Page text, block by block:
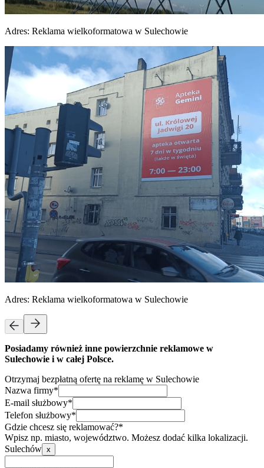
Adres: Reklama wielkoformatowa w Sulechowie
Adres: Reklama wielkoformatowa w Sulechowie
Posiadamy również inne powierzchnie reklamowe w
Sulechowie i w całej Polsce.
Otrzymaj bezpłatną ofertę na reklamę w Sulechowie
Nazwa firmy*
E-mail służbowy*
Telefon służbowy*
Gdzie chcesz się reklamować?*
Wpisz np. miasto, województwo. Możesz dodać kilka lokalizacji.
Sulechów x